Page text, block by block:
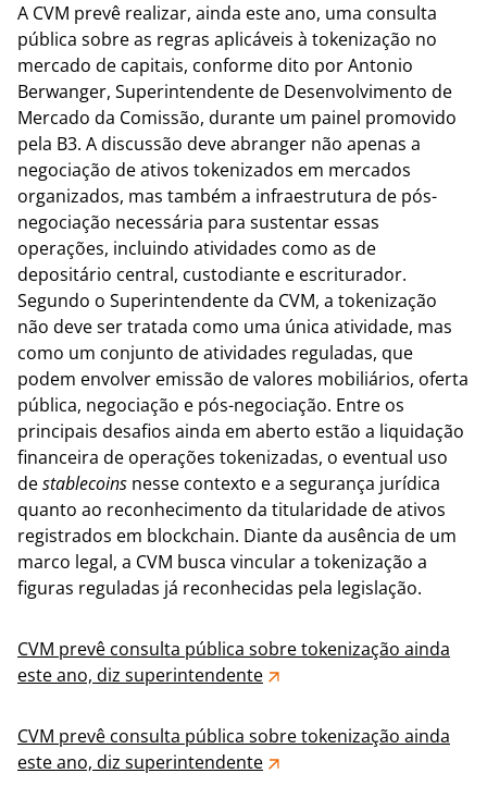
A CVM prevê realizar, ainda este ano, uma consulta
pública sobre as regras aplicáveis à tokenização no
mercado de capitais, conforme dito por Antonio
Berwanger, Superintendente de Desenvolvimento de
Mercado da Comissão, durante um painel promovido
pela B3. A discussão deve abranger não apenas a
negociação de ativos tokenizados em mercados
organizados, mas também a infraestrutura de pós-
negociação necessária para sustentar essas
operações, incluindo atividades como as de
depositário central, custodiante e escriturador.
Segundo o Superintendente da CVM, a tokenização
não deve ser tratada como uma única atividade, mas
como um conjunto de atividades reguladas, que
podem envolver emissão de valores mobiliários, oferta
pública, negociação e pós-negociação. Entre os
principais desafios ainda em aberto estão a liquidação
financeira de operações tokenizadas, o eventual uso
destablecoins nesse contexto e a segurança jurídica
quanto ao reconhecimento da titularidade de ativos
registrados em blockchain. Diante da ausência de um
marco legal, a CVM busca vincular a tokenização a
figuras reguladas já reconhecidas pela legislação.
CVM prevê consulta pública sobre tokenização ainda
este ano, diz superintendente
CVM prevê consulta pública sobre tokenização ainda
este ano, diz superintendente